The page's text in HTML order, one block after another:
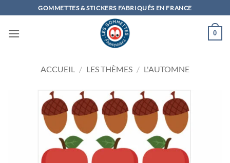
au
contenu
GOMMETTES & STICKERS FABRIQUÉS EN FRANCE
0
ACCUEIL / LES THÈMES / L'AUTOMNE